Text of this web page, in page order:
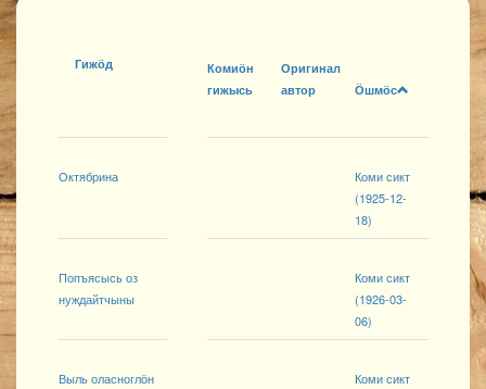
Гижӧд
Комиӧн
гижысь
Оригинал
автор
Ӧшмӧс
Октябрина
Коми сикт
(1925-12-
18)
Попъясысь оз
нуждайтчыны
Коми сикт
(1926-03-
06)
Выль оласноглӧн
Коми сикт